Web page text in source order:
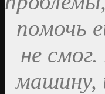
помочь
не
машину,